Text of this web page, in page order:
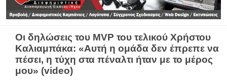
Οι δηλώσεις του MVP του τελικού Χρήστου
Καλιαμπάκα: «Αυτή η ομάδα δεν έπρεπε να
πέσει, η τύχη στα πέναλτι ήταν με το μέρος
μου» (video)